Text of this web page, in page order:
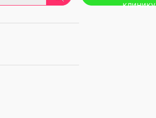
клинику